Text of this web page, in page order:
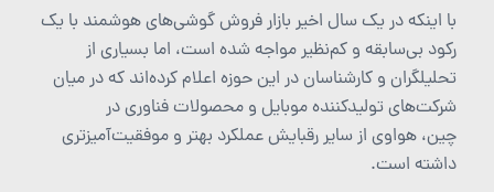
با اینکه در یک سال اخیر بازار فروش گوشی‌های هوشمند با یک
رکود بی‌سابقه و کم‌نظیر مواجه شده است، اما بسیاری از
تحلیلگران و کارشناسان در این حوزه اعلام کرده‌اند که در میان
شرکت‌های تولیدکننده موبایل و محصولات فناوری در
چین، هواوی از سایر رقبایش عملکرد بهتر و موفقیت‌آمیزتری
داشته است.